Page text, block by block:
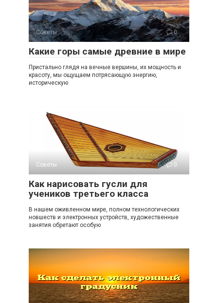
Советы 0
Какие горы самые древние в мире
Пристально глядя на вечные вершины, их мощность и
красоту, мы ощущаем потрясающую энергию,
историческую
Советы 0
Как нарисовать гусли для
учеников третьего класса
В нашем оживленном мире, полном технологических
новшеств и электронных устройств, художественные
занятия обретают особую